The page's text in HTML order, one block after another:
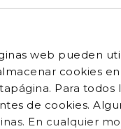
web pueden
cookies en
Para todos
de cookies.
En cualquier